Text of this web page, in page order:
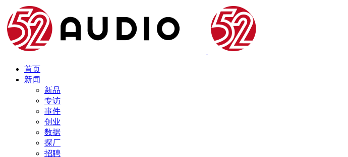
首页
新闻
新品
专访
事件
创业
数据
探厂
招聘